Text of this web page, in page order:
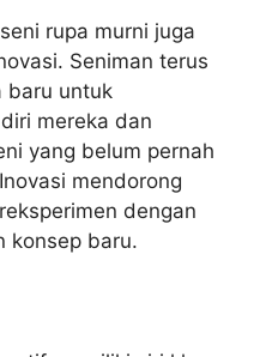
rupa murni juga
Seniman terus
baru untuk
mereka dan
yang belum pernah
mendorong
dengan
konsep baru.